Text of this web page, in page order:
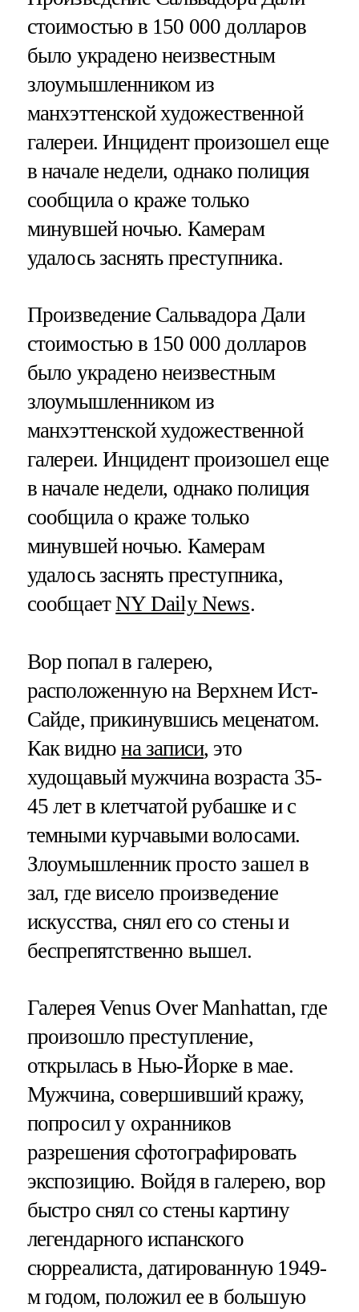
стоимостью в 150 000 долларов
было украдено неизвестным
злоумышленником из
манхэттенской художественной
галереи. Инцидент произошел еще
в начале недели, однако полиция
сообщила о краже только
минувшей ночью. Камерам
удалось заснять преступника.
Произведение Сальвадора Дали
стоимостью в 150 000 долларов
было украдено неизвестным
злоумышленником из
манхэттенской художественной
галереи. Инцидент произошел еще
в начале недели, однако полиция
сообщила о краже только
минувшей ночью. Камерам
удалось заснять преступника,
сообщаетNY Daily News.
Вор попал в галерею,
расположенную на Верхнем Ист-
Сайде, прикинувшись меценатом.
Как виднона записи, это
худощавый мужчина возраста 35-
45 лет в клетчатой рубашке и с
темными курчавыми волосами.
Злоумышленник просто зашел в
зал, где висело произведение
искусства, снял его со стены и
беспрепятственно вышел.
Галерея Venus Over Manhattan, где
произошло преступление,
открылась в Нью-Йорке в мае.
Мужчина, совершивший кражу,
попросил у охранников
разрешения сфотографировать
экспозицию. Войдя в галерею, вор
быстро снял со стены картину
легендарного испанского
сюрреалиста, датированную 1949-
м годом, положил ее в большую